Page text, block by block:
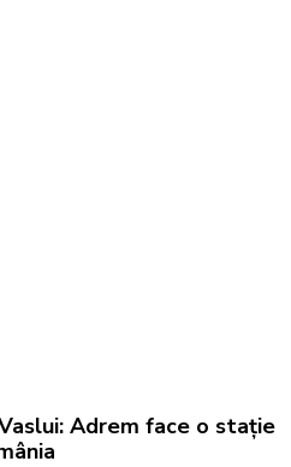
Adrem face o stație